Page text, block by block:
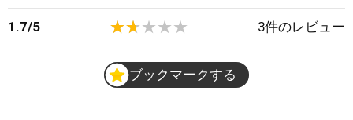
1.7/5 3件のレビュー
ブックマークする